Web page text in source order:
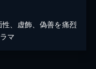
、虚飾、偽善を痛烈
マ